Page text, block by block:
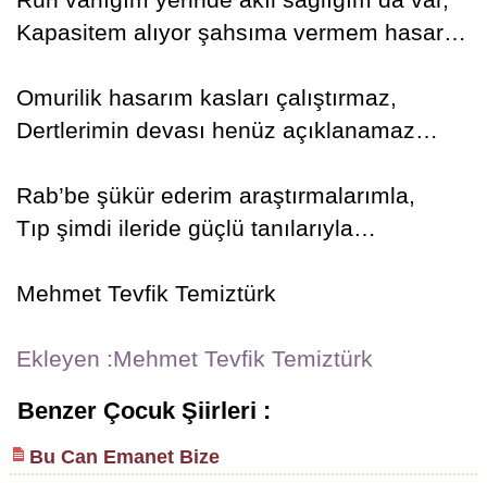
Kapasitem alıyor şahsıma vermem hasar…
Omurilik hasarım kasları çalıştırmaz,
Dertlerimin devası henüz açıklanamaz…
Rab’be şükür ederim araştırmalarımla,
Tıp şimdi ileride güçlü tanılarıyla…
Mehmet Tevfik Temiztürk
Ekleyen :Mehmet Tevfik Temiztürk
Benzer Çocuk Şiirleri :
Bu Can Emanet Bize